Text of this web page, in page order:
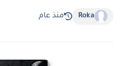
Roka منذ عام